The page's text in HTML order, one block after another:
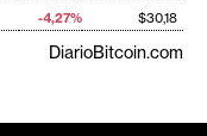
-4,27% $30,18
DiarioBitcoin.com